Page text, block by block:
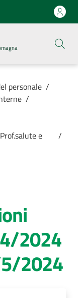
personale /
/
e
/
2024
2024